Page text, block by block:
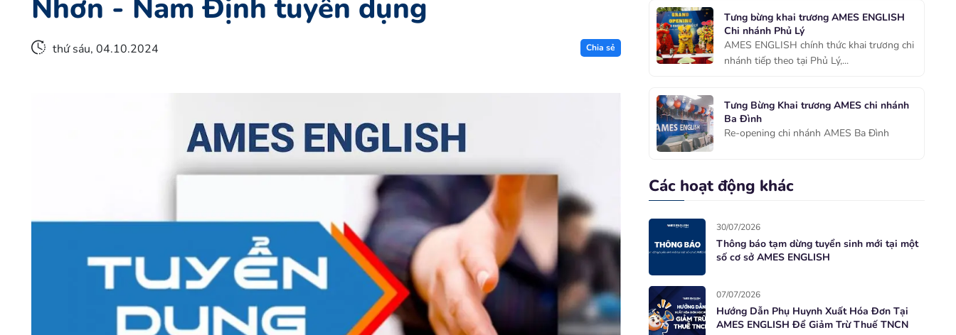
Nhơn - Nam Định tuyển dụng
thứ sáu, 04.10.2024 Chia sẻ
Tưng bừng khai trương AMES ENGLISH
Chi nhánh Phủ Lý
AMES ENGLISH chính thức khai trương chi
nhánh tiếp theo tại Phủ Lý,...
Tưng Bừng Khai trương AMES chi nhánh
Ba Đình
Re-opening chi nhánh AMES Ba Đình
Các hoạt động khác
30/07/2026
Thông báo tạm dừng tuyển sinh mới tại một
số cơ sở AMES ENGLISH
07/07/2026
Hướng Dẫn Phụ Huynh Xuất Hóa Đơn Tại
AMES ENGLISH Để Giảm Trừ Thuế TNCN